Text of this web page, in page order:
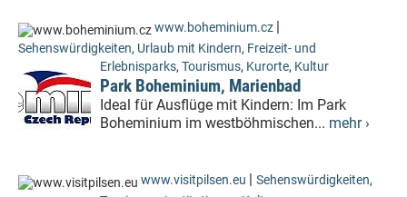
www.boheminium.cz |
Sehenswürdigkeiten, Urlaub mit Kindern, Freizeit- und
Erlebnisparks, Tourismus, Kurorte, Kultur
Park Boheminium, Marienbad
Ideal für Ausflüge mit Kindern: Im Park
Boheminium im westböhmischen... mehr ›
www.visitpilsen.eu | Sehenswürdigkeiten,